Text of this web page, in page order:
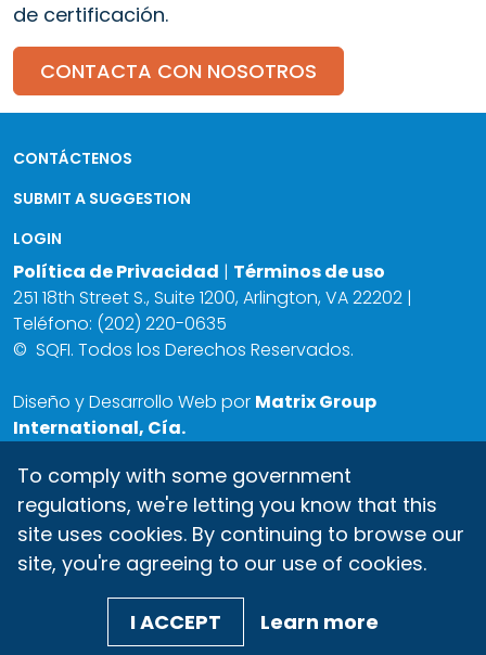
de certificación.
CONTACTA CON NOSOTROS
CONTÁCTENOS
SUBMIT A SUGGESTION
LOGIN
Política de Privacidad | Términos de uso
251 18th Street S., Suite 1200, Arlington, VA 22202 |
Teléfono: (202) 220-0635
© SQFI. Todos los Derechos Reservados.
Diseño y Desarrollo Web por Matrix Group
International, Cía.
To comply with some government
regulations, we're letting you know that this
site uses cookies. By continuing to browse our
site, you're agreeing to our use of cookies.
I ACCEPT Learn more